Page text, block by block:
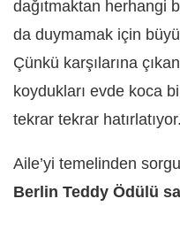
dağıtmaktan herhangi
da duymamak için
Çünkü karşılarına
koydukları evde koca
tekrar tekrar hatırlatıyor.
Aile’yi temelinden
Berlin Teddy Ödülü